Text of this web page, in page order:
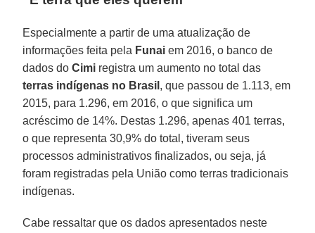
Especialmente a partir de uma atualização de
informações feita pela Funai em 2016, o banco de
dados doCimi registra um aumento no total das
terras indígenas no Brasil , que passou de 1.113, em
2015, para 1.296, em 2016, o que significa um
acréscimo de 14%. Destas 1.296, apenas 401 terras,
o que representa 30,9% do total, tiveram seus
processos administrativos finalizados, ou seja, já
foram registradas pela União como terras tradicionais
indígenas.
Cabe ressaltar que os dados apresentados neste